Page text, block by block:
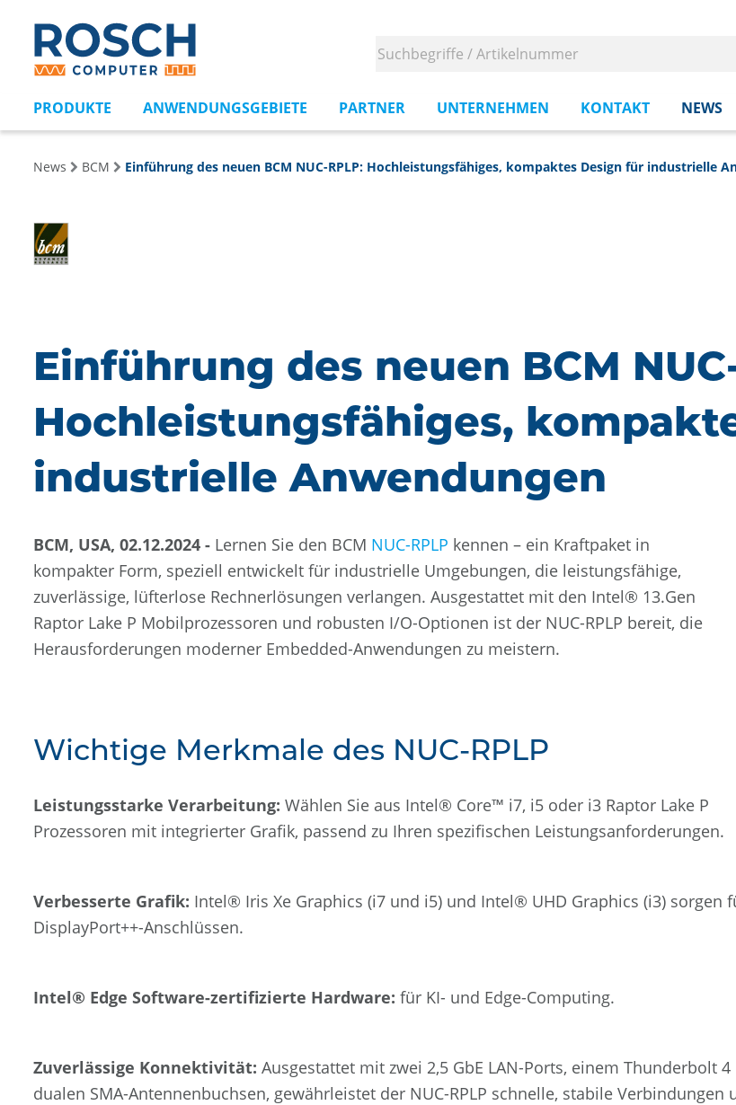
PRODUKTE ANWENDUNGSGEBIETE PARTNER UNTERNEHMEN KONTAKT NEWS
News BCM Einführung des neuen BCM NUC-RPLP: Hochleistungsfähiges, kompaktes Design für industrielle
Einführung des neuen BCM
Hochleistungsfähiges,
industrielle Anwendungen
BCM, USA, 02.12.2024 - Lernen Sie den BCM NUC-RPLP kennen – ein Kraftpaket in
kompakter Form, speziell entwickelt für industrielle Umgebungen, die leistungsfähige,
zuverlässige, lüfterlose Rechnerlösungen verlangen. Ausgestattet mit den Intel® 13.Gen
Raptor Lake P Mobilprozessoren und robusten I/O-Optionen ist der NUC-RPLP bereit, die
Herausforderungen moderner Embedded-Anwendungen zu meistern.
Wichtige Merkmale des NUC-RPLP
Leistungsstarke Verarbeitung: Wählen Sie aus Intel® Core™ i7, i5 oder i3 Raptor Lake P
Prozessoren mit integrierter Grafik, passend zu Ihren spezifischen Leistungsanforderungen.
Verbesserte Grafik: Intel® Iris Xe Graphics (i7 und i5) und Intel® UHD Graphics (i3)
DisplayPort++-Anschlüssen.
Intel® Edge Software-zertifizierte Hardware: für KI- und Edge-Computing.
Zuverlässige Konnektivität: Ausgestattet mit zwei 2,5 GbE LAN-Ports, einem Thunderbolt
dualen SMA-Antennenbuchsen, gewährleistet der NUC-RPLP schnelle, stabile